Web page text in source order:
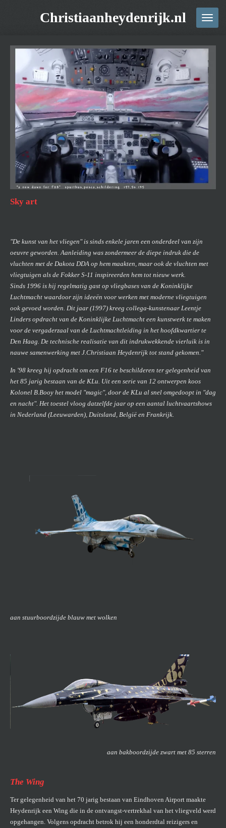
hoofdinhoud
Christiaanheydenrijk.nl
Sky art
"De kunst van het vliegen" is sinds enkele jaren een onderdeel van zijn
oeuvre geworden. Aanleiding was zondermeer de diepe indruk die de
vluchten met de Dakota DDA op hem maakten, maar ook de vluchten met
vliegtuigen als de Fokker S-11 inspireerden hem tot nieuw werk.
Sinds 1996 is hij regelmatig gast op vliegbases van de Koninklijke
Luchtmacht waardoor zijn ideeën voor werken met moderne vliegtuigen
ook gevoed worden. Dit jaar (1997) kreeg collega-kunstenaar Leentje
Linders opdracht van de Koninklijke Luchtmacht een kunstwerk te maken
voor de vergaderzaal van de Luchtmachtleiding in het hoofdkwartier te
Den Haag. De technische realisatie van dit indrukwekkende vierluik is in
nauwe samenwerking met J.Christiaan Heydenrijk tot stand gekomen."
In '98 kreeg hij opdracht om een F16 te beschilderen ter gelegenheid van
het 85 jarig bestaan van de KLu. Uit een serie van 12 ontwerpen koos
Kolonel B.Booy het model "magic", door de KLu al snel omgedoopt in "dag
en nacht". Het toestel vloog datzelfde jaar op een aantal luchtvaartshows
in Nederland (Leeuwarden), Duitsland, België en Frankrijk.
aan stuurboordzijde blauw met wolken
aan bakboordzijde zwart met 85 sterren
The Wing
Ter gelegenheid van het 70 jarig bestaan van Eindhoven Airport maakte
Heydenrijk een Wing die in de ontvangst-vertrekhal van het vliegveld werd
opgehangen. Volgens opdracht betrok hij een honderdtal reizigers en